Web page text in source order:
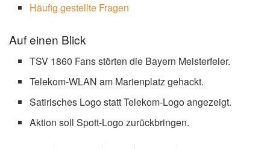
Häufig gestellte Fragen
Auf einen Blick
TSV 1860 Fans störten die Bayern Meisterfeier.
Telekom-WLAN am Marienplatz gehackt.
Satirisches Logo statt Telekom-Logo angezeigt.
Aktion soll Spott-Logo zurückbringen.